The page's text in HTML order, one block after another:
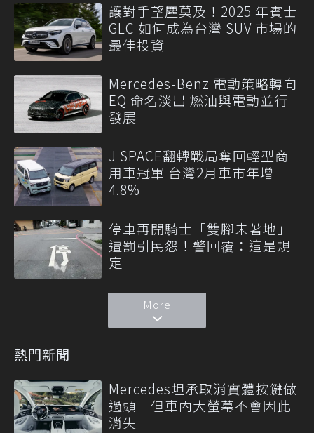
讓對手望塵莫及！2025 年賓士
GLC 如何成為台灣 SUV 市場的
最佳投資
Mercedes-Benz 電動策略轉向
EQ 命名淡出 燃油與電動並行
發展
J SPACE翻轉戰局奪回輕型商
用車冠軍 台灣2月車市年增
4.8%
停車再開騎士「雙腳未著地」
遭罰引民怨！警回覆：這是規
定
More
熱門新聞
Mercedes坦承取消實體按鍵做
過頭 但車內大螢幕不會因此
消失